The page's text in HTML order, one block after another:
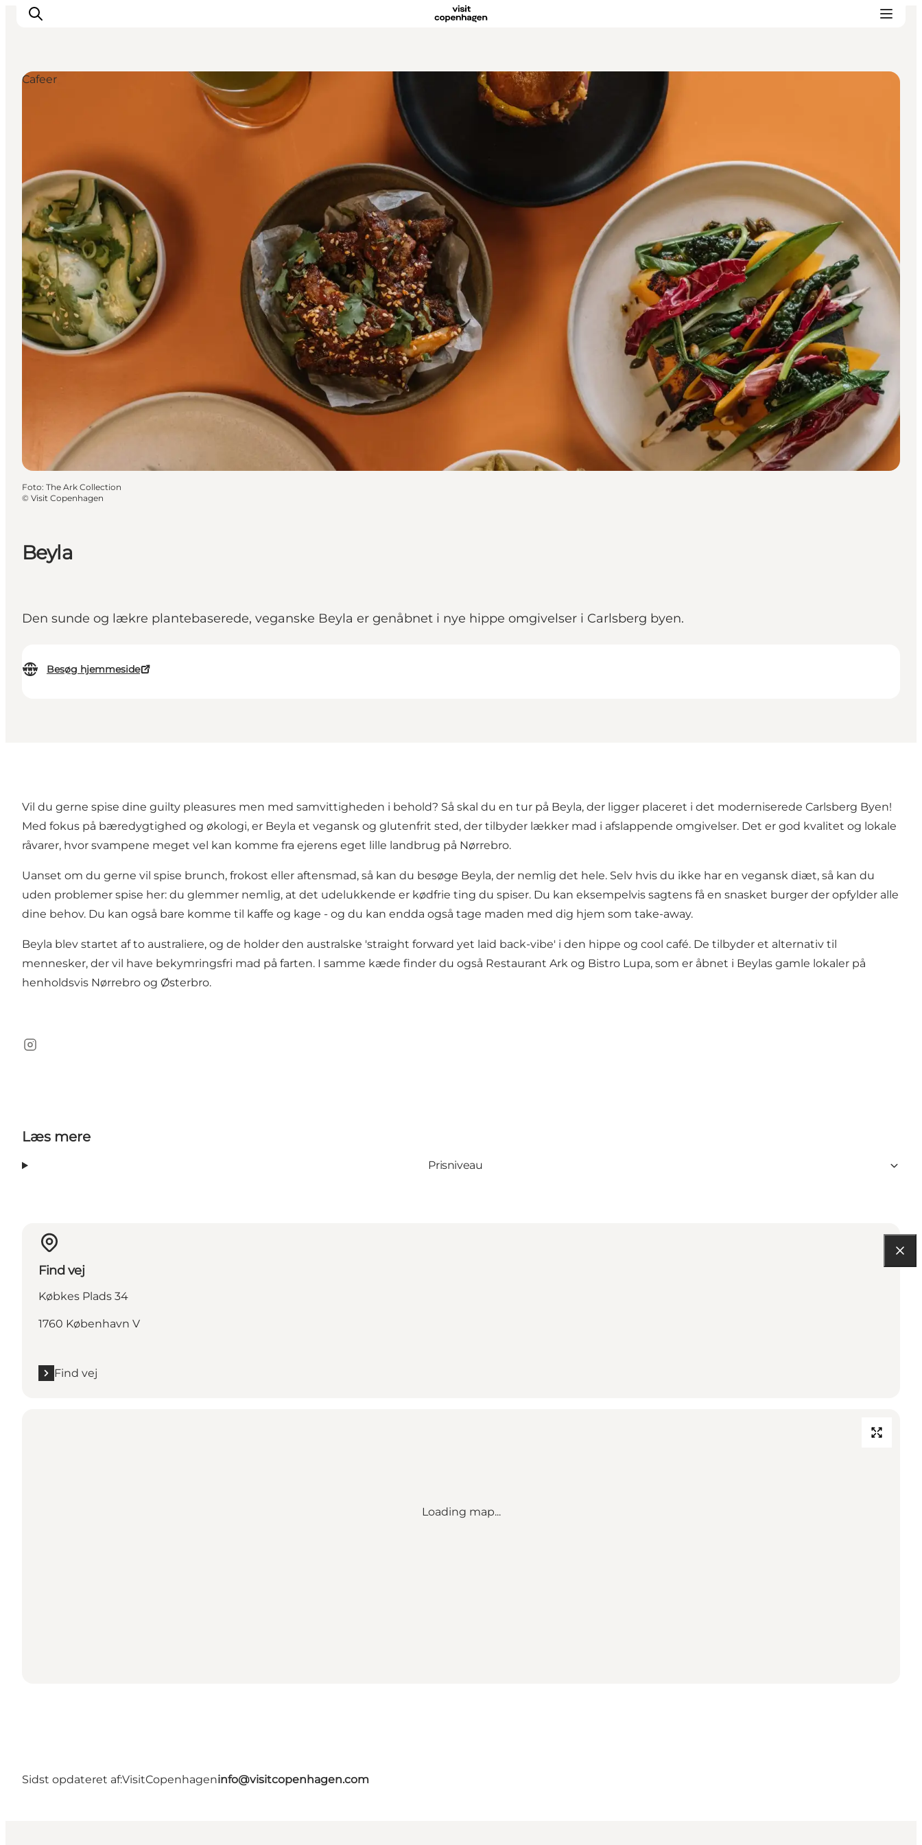
Områder
Planlæg din tur
CopenPay
Copenhagen Card
Beyla
Den sunde og lækre plantebaserede, veganske Beyla er genåbnet i nye hippe omgivelser i Carlsberg byen.
Besøg hjemmeside
Cafeer
Foto: The Ark Collection
© Visit Copenhagen
Vil du gerne spise dine guilty pleasures men med samvittigheden i behold? Så skal du en tur på Beyla, der ligger placeret i det moderniserede Carlsberg Byen!
Med fokus på bæredygtighed og økologi, er Beyla et vegansk og glutenfrit sted, der tilbyder lækker mad i afslappende omgivelser. Det er god kvalitet og lokale
råvarer, hvor svampene meget vel kan komme fra ejerens eget lille landbrug på Nørrebro.
Uanset om du gerne vil spise brunch, frokost eller aftensmad, så kan du besøge Beyla, der nemlig det hele. Selv hvis du ikke har en vegansk diæt, så kan du
uden problemer spise her: du glemmer nemlig, at det udelukkende er kødfrie ting du spiser. Du kan eksempelvis sagtens få en snasket burger der opfylder alle
dine behov. Du kan også bare komme til kaffe og kage - og du kan endda også tage maden med dig hjem som take-away.
Beyla blev startet af to australiere, og de holder den australske 'straight forward yet laid back-vibe' i den hippe og cool café. De tilbyder et alternativ til
mennesker, der vil have bekymringsfri mad på farten. I samme kæde finder du også Restaurant Ark og Bistro Lupa, som er åbnet i Beylas gamle lokaler på
henholdsvis Nørrebro og Østerbro.
Instagram
Læs mere
Prisniveau
Find vej
Købkes Plads 34
1760 København V
Find vej
Loading map...
Sidst opdateret af:VisitCopenhageninfo@visitcopenhagen.com